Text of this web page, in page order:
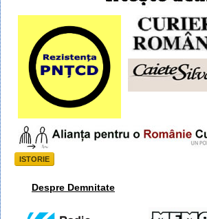
ISTORIE
Despre Demnitate